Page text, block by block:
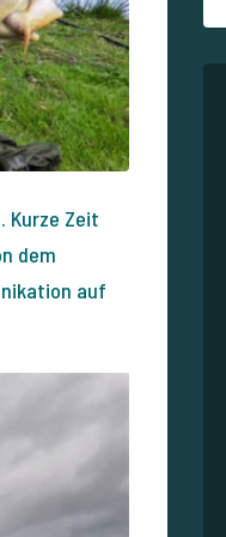
Kurze Zeit
dem
auf